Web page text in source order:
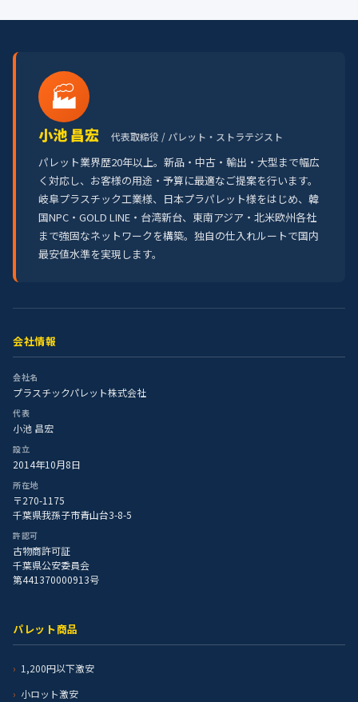
🏭
小池 昌宏 代表取締役 / パレット・ストラテジスト
パレット業界歴20年以上。新品・中古・輸出・大型まで幅広
く対応し、お客様の用途・予算に最適なご提案を行います。
岐阜プラスチック工業様、日本プラパレット様をはじめ、韓
国NPC・GOLD LINE・台湾新台、東南アジア・北米欧州各社
まで強固なネットワークを構築。独自の仕入れルートで国内
最安値水準を実現します。
会社情報
会社名
プラスチックパレット株式会社
代表
小池 昌宏
設立
2014年10月8日
所在地
〒270-1175
千葉県我孫子市青山台3-8-5
許認可
古物商許可証
千葉県公安委員会
第441370000913号
パレット商品
1,200円以下激安
小ロット激安